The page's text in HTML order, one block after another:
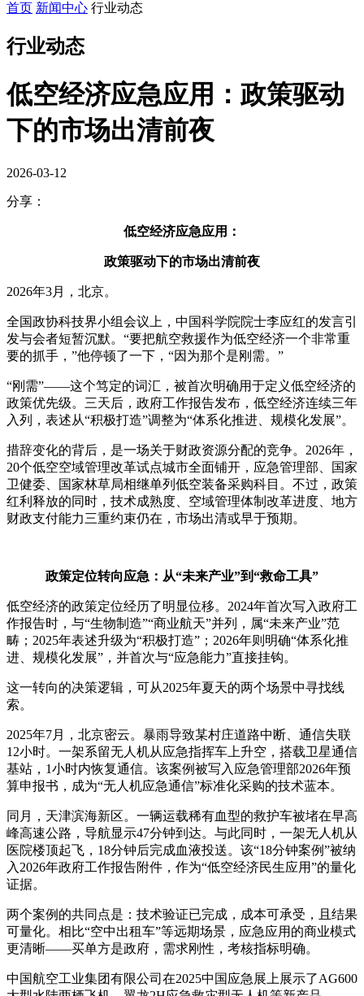
首页 新闻中心 行业动态
行业动态
低空经济应急应用：政策驱动
下的市场出清前夜
2026-03-12
分享：
低空经济应急应用：
政策驱动下的市场出清前夜
2026年3月，北京。
全国政协科技界小组会议上，中国科学院院士李应红的发言引
发与会者短暂沉默。“要把航空救援作为低空经济一个非常重
要的抓手，”他停顿了一下，“因为那个是刚需。”
“刚需”——这个笃定的词汇，被首次明确用于定义低空经济的
政策优先级。三天后，政府工作报告发布，低空经济连续三年
入列，表述从“积极打造”调整为“体系化推进、规模化发展”。
措辞变化的背后，是一场关于财政资源分配的竞争。2026年，
20个低空空域管理改革试点城市全面铺开，应急管理部、国家
卫健委、国家林草局相继单列低空装备采购科目。不过，政策
红利释放的同时，技术成熟度、空域管理体制改革进度、地方
财政支付能力三重约束仍在，市场出清或早于预期。
政策定位转向应急：从“未来产业”到“救命工具”
低空经济的政策定位经历了明显位移。2024年首次写入政府工
作报告时，与“生物制造”“商业航天”并列，属“未来产业”范
畴；2025年表述升级为“积极打造”；2026年则明确“体系化推
进、规模化发展”，并首次与“应急能力”直接挂钩。
这一转向的决策逻辑，可从2025年夏天的两个场景中寻找线
索。
2025年7月，北京密云。暴雨导致某村庄道路中断、通信失联
12小时。一架系留无人机从应急指挥车上升空，搭载卫星通信
基站，1小时内恢复通信。该案例被写入应急管理部2026年预
算申报书，成为“无人机应急通信”标准化采购的技术蓝本。
同月，天津滨海新区。一辆运载稀有血型的救护车被堵在早高
峰高速公路，导航显示47分钟到达。与此同时，一架无人机从
医院楼顶起飞，18分钟后完成血液投送。该“18分钟案例”被纳
入2026年政府工作报告附件，作为“低空经济民生应用”的量化
证据。
两个案例的共同点是：技术验证已完成，成本可承受，且结果
可量化。相比“空中出租车”等远期场景，应急应用的商业模式
更清晰——买单方是政府，需求刚性，考核指标明确。
中国航空工业集团有限公司在2025中国应急展上展示了AG600